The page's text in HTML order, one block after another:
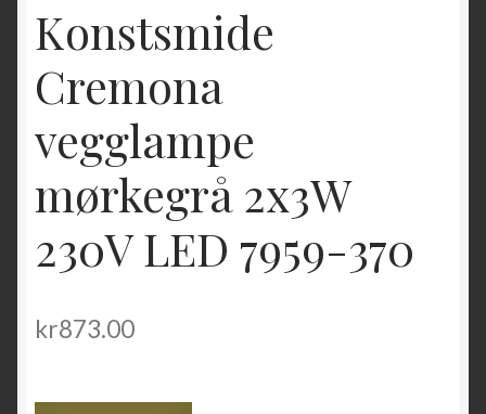
Konstsmide
Cremona
vegglampe
mørkegrå 2x3W
230V LED 7959-370
kr873.00